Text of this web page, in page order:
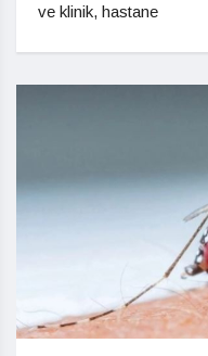
ve klinik, hastane